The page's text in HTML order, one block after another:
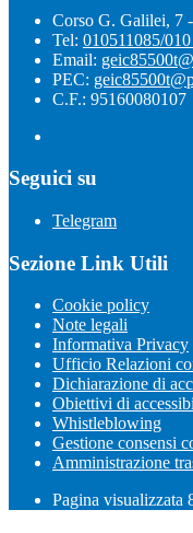
Corso G. Galilei, 7
Tel: 010511085/
Email:
PEC:
C.F.: 95160080107
Seguici su
Telegram
Sezione Link Utili
Cookie policy
Note legali
Informativa Privacy
Ufficio Relazioni
Dichiarazione di
Obiettivi di
Whistleblowing
Gestione consensi
Amministrazione
Pagina visualizzata